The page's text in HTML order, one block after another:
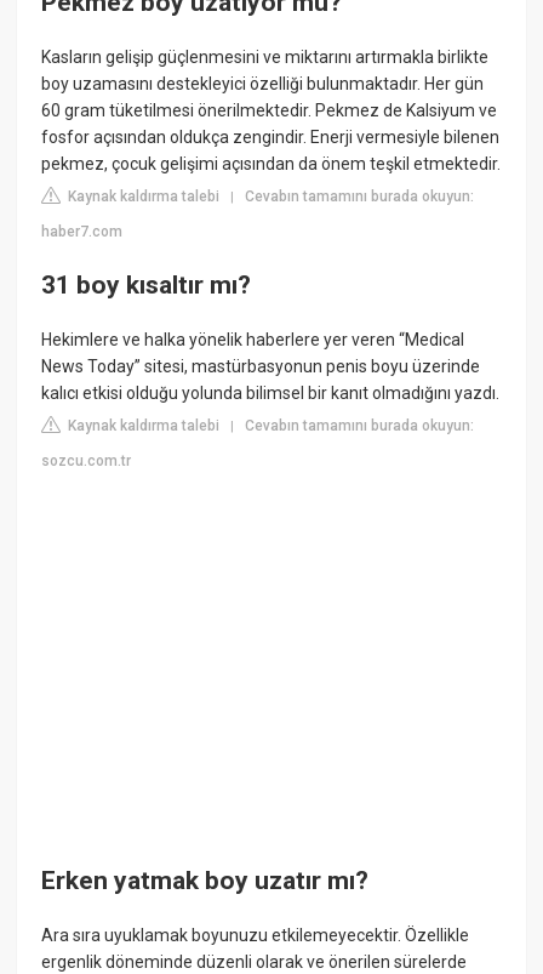
Kasların gelişip güçlenmesini ve miktarını artırmakla birlikte
boy uzamasını destekleyici özelliği bulunmaktadır. Her gün
60 gram tüketilmesi önerilmektedir. Pekmez de Kalsiyum ve
fosfor açısından oldukça zengindir. Enerji vermesiyle bilenen
pekmez, çocuk gelişimi açısından da önem teşkil etmektedir.
Kaynak kaldırma talebi |Cevabın tamamını burada okuyun:
haber7.com
31 boy kısaltır mı?
Hekimlere ve halka yönelik haberlere yer veren “Medical
News Today” sitesi, mastürbasyonun penis boyu üzerinde
kalıcı etkisi olduğu yolunda bilimsel bir kanıt olmadığını yazdı.
Kaynak kaldırma talebi |Cevabın tamamını burada okuyun:
sozcu.com.tr
Erken yatmak boy uzatır mı?
Ara sıra uyuklamak boyunuzu etkilemeyecektir. Özellikle
ergenlik döneminde düzenli olarak ve önerilen sürelerde